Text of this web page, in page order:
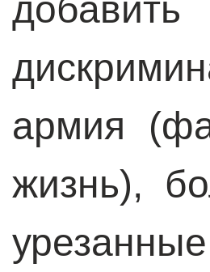
армия
жизнь),